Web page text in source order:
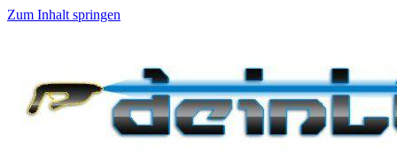
Zum Inhalt springen